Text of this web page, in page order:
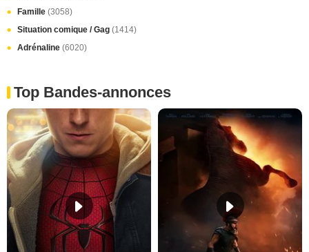
Famille (3058)
Situation comique / Gag (1414)
Adrénaline (6020)
Top Bandes-annonces